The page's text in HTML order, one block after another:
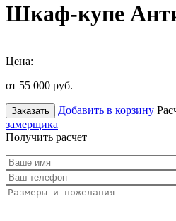
Шкаф-купе
Цена:
от 55 000 руб.
Заказать Добавить в корзину
замерщика
Получить расчет